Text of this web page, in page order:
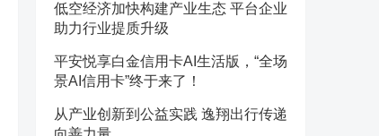
低空经济加快构建产业生态 平台企业
助力行业提质升级
平安悦享白金信用卡AI生活版，“全场
景AI信用卡”终于来了！
从产业创新到公益实践 逸翔出行传递